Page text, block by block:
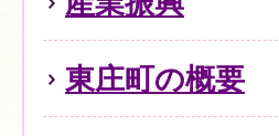
東庄町の概要